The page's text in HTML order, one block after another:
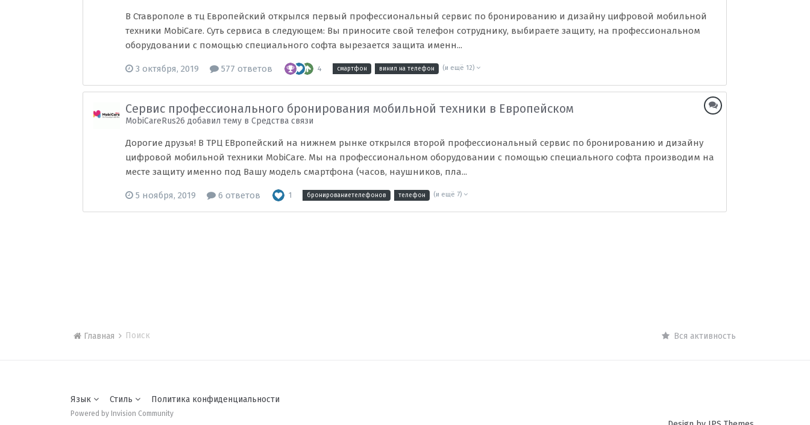
В Ставрополе в тц Европейский открылся первый профессиональный сервис по бронированию и дизайну цифровой мобильной
техники MobiCare. Суть сервиса в следующем: Вы приносите свой телефон сотруднику, выбираете защиту, на профессиональном
оборудовании с помощью специального софта вырезается защита именн...
3 октября, 2019 577 ответов 4 смартфон винил на телефон (и ещё 12)
Сервис профессионального бронирования мобильной техники в Европейском
MobiCareRus26 добавил тему вСредства связи
Дорогие друзья! В ТРЦ ЕВропейский на нижнем рынке открылся второй профессиональный сервис по бронированию и дизайну
цифровой мобильной техники MobiCare. Мы на профессиональном оборудовании с помощью специального софта производим на
месте защиту именно под Вашу модель смартфона (часов, наушников, пла...
5 ноября, 2019 6 ответов 1 бронированиетелефонов телефон (и ещё 7)
Вся активность
Главная Поиск
Язык Стиль Политика конфиденциальности
Powered by Invision Community